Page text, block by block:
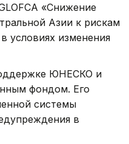
«Снижение
Азии к рискам
условиях изменения
ЮНЕСКО и
фондом. Его
системы
в